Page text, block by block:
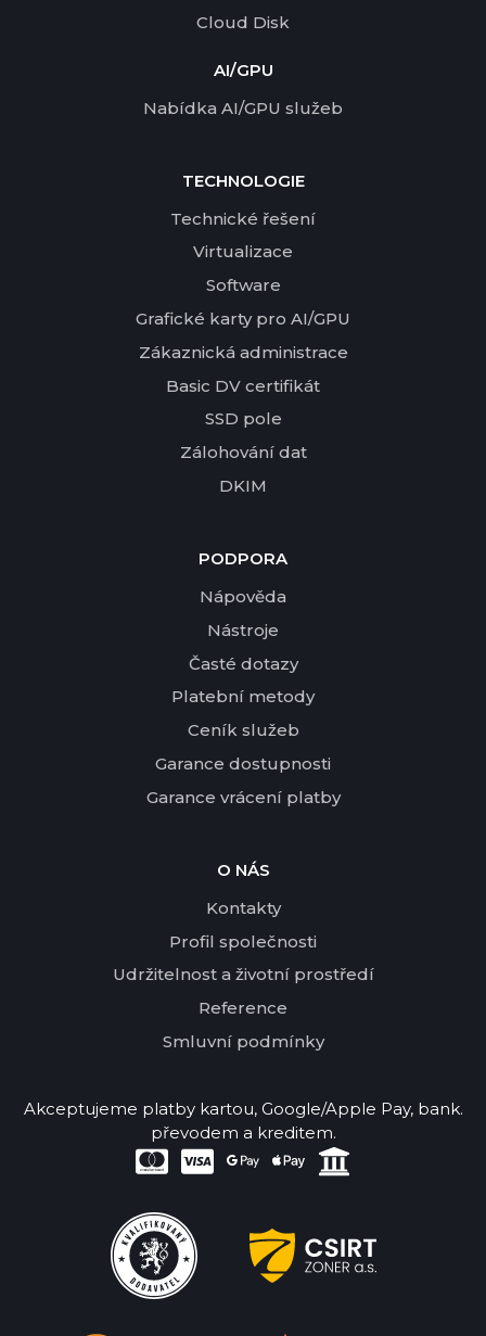
Cloud Disk
AI/GPU
Nabídka AI/GPU služeb
TECHNOLOGIE
Technické řešení
Virtualizace
Software
Grafické karty pro AI/GPU
Zákaznická administrace
Basic DV certifikát
SSD pole
Zálohování dat
DKIM
PODPORA
Nápověda
Nástroje
Časté dotazy
Platební metody
Ceník služeb
Garance dostupnosti
Garance vrácení platby
O NÁS
Kontakty
Profil společnosti
Udržitelnost a životní prostředí
Reference
Smluvní podmínky
Akceptujeme platby kartou, Google/Apple Pay, bank.
převodem a kreditem.